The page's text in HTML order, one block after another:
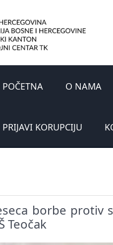
POČETNA O NAMA
PRIJAVI KORUPCIJU
borbe protiv
Teočak